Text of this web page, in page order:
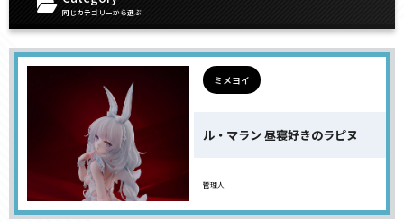
同じカテゴリーから選ぶ
ミメヨイ
ル・マラン 昼寝好きのラピヌ
管理人